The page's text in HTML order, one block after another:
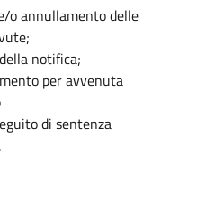
o annullamento delle
notifica;
per avvenuta
di sentenza